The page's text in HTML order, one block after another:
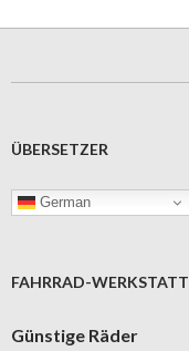
ÜBERSETZER
German
FAHRRAD-WERKSTATT
Günstige Räder